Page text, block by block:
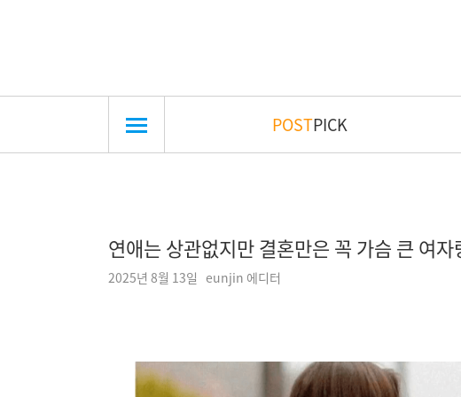
POSTPICK
연애는 상관없지만 결혼만은 꼭 가슴 큰 여
2025년 8월 13일 eunjin 에디터